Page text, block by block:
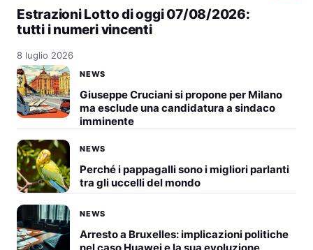
Estrazioni Lotto di oggi 07/08/2026:
tutti i numeri vincenti
8 luglio 2026
NEWS
Giuseppe Cruciani si propone per Milano
ma esclude una candidatura a sindaco
imminente
NEWS
Perché i pappagalli sono i migliori parlanti
tra gli uccelli del mondo
NEWS
Arresto a Bruxelles: implicazioni politiche